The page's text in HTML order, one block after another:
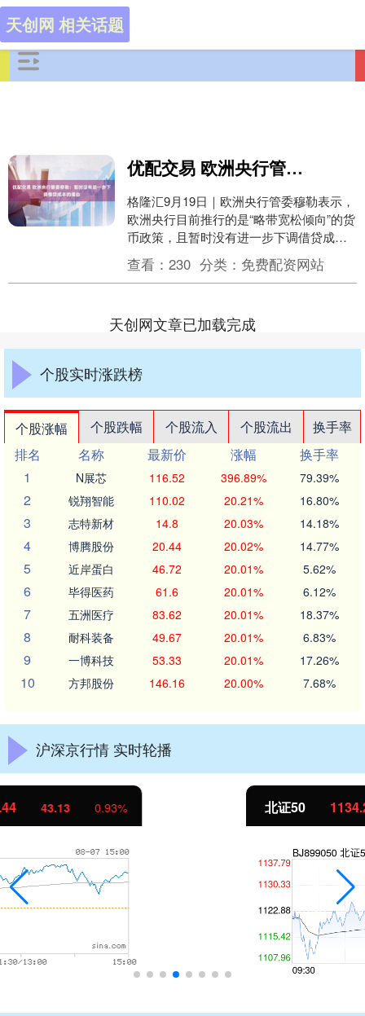
天创网 相关话题
优配交易 欧洲央行管委穆勒：暂时没有进一步下调借贷成本的理由
格隆汇9月19日｜欧洲央行管委穆勒表示，
欧洲央行目前推行的是“略带宽松倾向”的货
币政策，且暂时没有进一步下调借贷成本
的理由。他指出，尽管出口企业正应对与
美国复杂....
查看： 230 分类： 免费配资网站
天创网文章已加载完成
个股实时涨跌榜
个股涨幅 个股跌幅 个股流入 个股流出
换手率
排名
名称 最新价 涨幅
换手率
1
N展芯 116.52 396.89% 79.39%
2 锐翔智能 110.02 20.21% 16.80%
3 志特新材 14.8 20.03% 14.18%
4 博腾股份 20.44 20.02% 14.77%
5 近岸蛋白 46.72 20.01% 5.62%
6 毕得医药 61.6 20.01% 6.12%
7 五洲医疗 83.62 20.01% 18.37%
8 耐科装备 49.67 20.01% 6.83%
9 一博科技 53.33 20.01% 17.26%
10 方邦股份 146.16 20.00% 7.68%
沪深京行情 实时轮播
北证50 1.01%